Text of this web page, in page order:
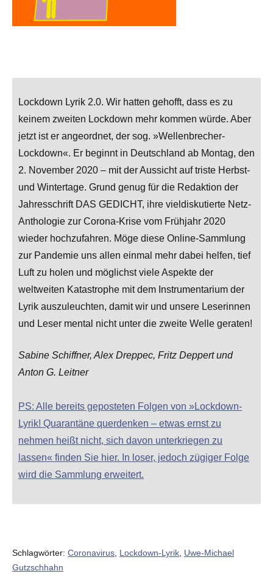
Lockdown Lyrik 2.0. Wir hatten gehofft, dass es zu
keinem zweiten Lockdown mehr kommen würde. Aber
jetzt ist er angeordnet, der sog. »Wellenbrecher-
Lockdown«. Er beginnt in Deutschland ab Montag, den
2. November 2020 – mit der Aussicht auf triste Herbst-
und Wintertage. Grund genug für die Redaktion der
Jahresschrift DAS GEDICHT, ihre vieldiskutierte Netz-
Anthologie zur Corona-Krise vom Frühjahr 2020
wieder hochzufahren. Möge diese Online-Sammlung
zur Pandemie uns allen einmal mehr dabei helfen, tief
Luft zu holen und möglichst viele Aspekte der
weltweiten Katastrophe mit dem Instrumentarium der
Lyrik auszuleuchten, damit wir und unsere Leserinnen
und Leser mental nicht unter die zweite Welle geraten!
Sabine Schiffner, Alex Dreppec, Fritz Deppert und
Anton G. Leitner
PS: Alle bereits geposteten Folgen von »Lockdown-
Lyrik! Quarantäne querdenken – etwas ernst zu
nehmen heißt nicht, sich davon unterkriegen zu
lassen« finden Sie hier. In loser, jedoch zügiger Folge
wird die Sammlung erweitert.
Schlagwörter: Coronavirus, Lockdown-Lyrik, Uwe-Michael
Gutzschhahn